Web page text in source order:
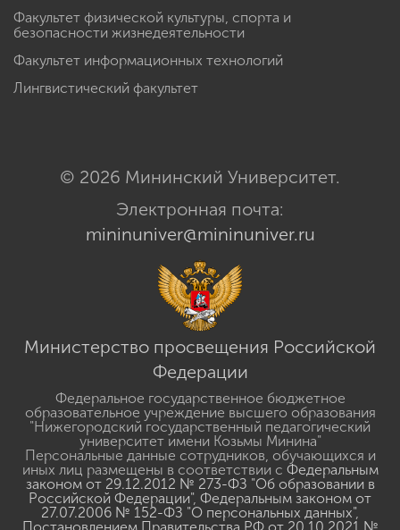
Факультет физической культуры, спорта и
безопасности жизнедеятельности
Факультет информационных технологий
Лингвистический факультет
© 2026 Мининский Университет.
Электронная почта:
mininuniver@mininuniver.ru
Министерство просвещения Российской
Федерации
Федеральное государственное бюджетное
образовательное учреждение высшего образования
"Нижегородский государственный педагогический
университет имени Козьмы Минина"
Персональные данные сотрудников, обучающихся и
иных лиц размещены в соответствии с Федеральным
законом от 29.12.2012 № 273-ФЗ "Об образовании в
Российской Федерации", Федеральным законом от
27.07.2006 № 152-ФЗ "О персональных данных",
Постановлением Правительства РФ от 20.10.2021 №